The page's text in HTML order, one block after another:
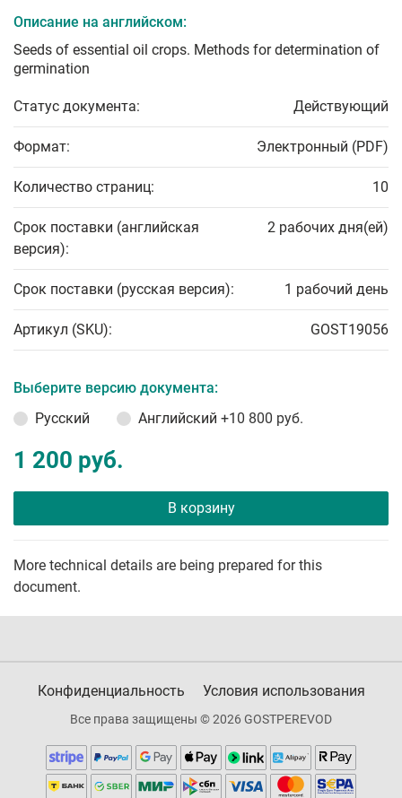
Описание на английском:
Seeds of essential oil crops. Methods for determination of
germination
Статус документа: Действующий
Формат: Электронный (PDF)
Количество страниц: 10
Срок поставки (английская
версия):
2 рабочих дня(ей)
Срок поставки (русская версия): 1 рабочий день
Артикул (SKU): GOST19056
Выберите версию документа:
Русский
Английский +10 800 руб.
1 200 руб.
В корзину
More technical details are being prepared for this
document.
Конфиденциальность Условия использования
Все права защищены © 2026 GOSTPEREVOD